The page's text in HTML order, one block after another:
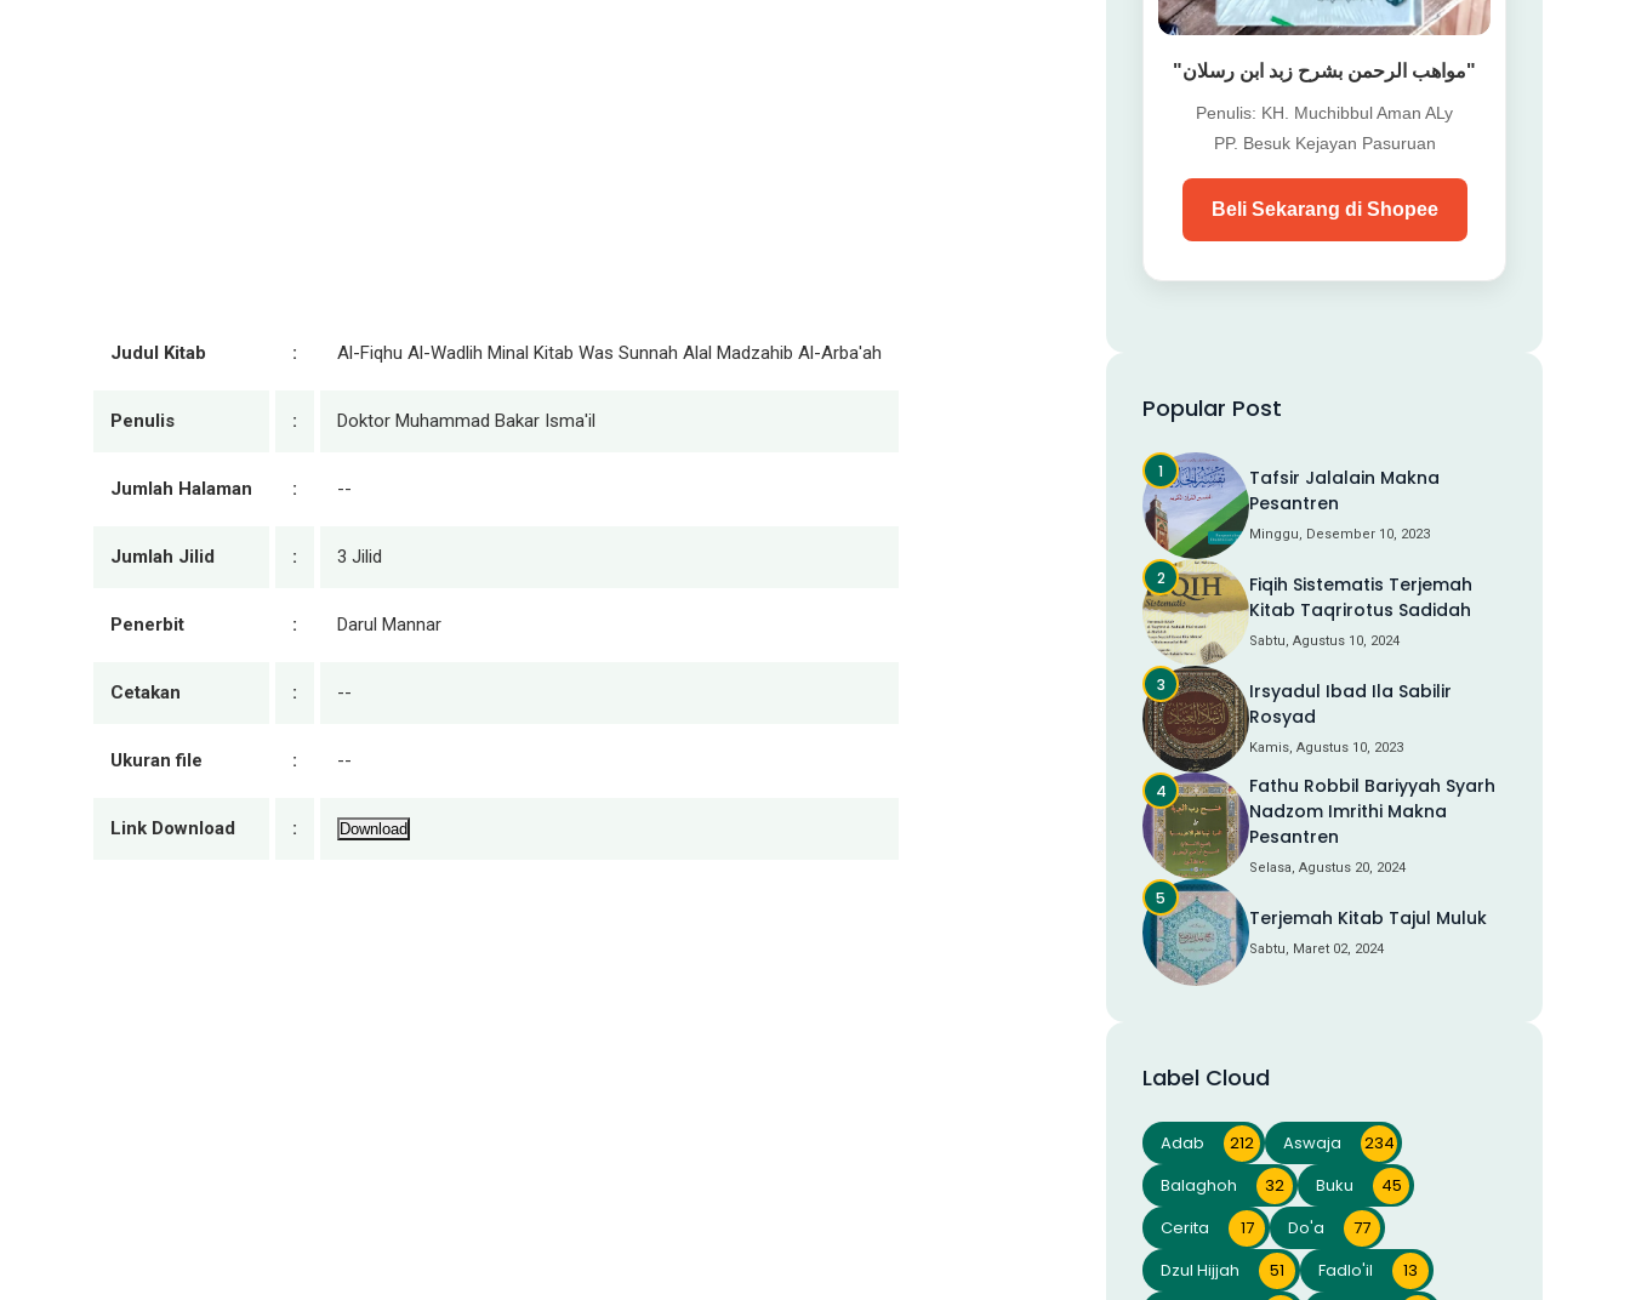
Judul Kitab : Al-Fiqhu Al-Wadlih Minal Kitab Was Sunnah Alal Madzahib Al-Arba'ah
Penulis : Doktor Muhammad Bakar Isma'il
Jumlah Halaman : --
Jumlah Jilid : 3 Jilid
Penerbit : Darul Mannar
Cetakan : --
Ukuran file : --
Link Download : Download
"مواهب الرحمن بشرح زبد ابن رسلان"
Penulis: KH. Muchibbul Aman ALy
PP. Besuk Kejayan Pasuruan
Beli Sekarang di Shopee
Popular Post
Tafsir Jalalain Makna
Pesantren
Minggu, Desember 10, 2023
Fiqih Sistematis Terjemah
Kitab Taqrirotus Sadidah
Sabtu, Agustus 10, 2024
Irsyadul Ibad Ila Sabilir
Rosyad
Kamis, Agustus 10, 2023
Fathu Robbil Bariyyah Syarh
Nadzom Imrithi Makna
Pesantren
Selasa, Agustus 20, 2024
Terjemah Kitab Tajul Muluk
Sabtu, Maret 02, 2024
Label Cloud
Adab 212 Aswaja
234
Balaghoh
32 Buku
45
Cerita
17 Do'a
77
Dzul Hijjah
51 Fadlo'il
13